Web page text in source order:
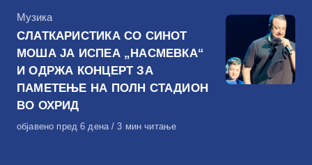
КАтегорија
Музика
СЛАТКАРИСТИКА СО СИНОТ
МОША ЈА ИСПЕА „НАСМЕВКА“
И ОДРЖА КОНЦЕРТ ЗА
ПАМЕТЕЊЕ НА ПОЛН СТАДИОН
ВО ОХРИД
Објавено
објавено пред 6 дена 3 мин читање